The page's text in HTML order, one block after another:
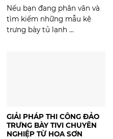
Nếu bạn đang phân vân và
tìm kiếm những mẫu kệ
trưng bày tủ lạnh ...
GIẢI PHÁP THI CÔNG ĐẢO
TRƯNG BÀY TIVI CHUYÊN
NGHIỆP TỪ HOA SƠN